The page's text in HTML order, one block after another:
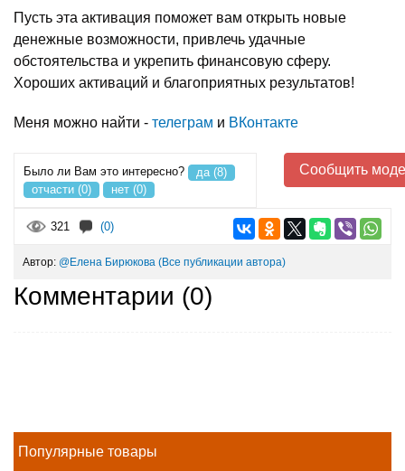
Пусть эта активация поможет вам открыть новые
денежные возможности, привлечь удачные
обстоятельства и укрепить финансовую сферу.
Хороших активаций и благоприятных результатов!
Меня можно найти - телеграм и ВКонтакте
Было ли Вам это интересно?
да (8)
отчасти (0)
нет (0)
Сообщить
321 (0)
Автор: @Елена Бирюкова (Все публикации автора)
Комментарии (0)
Популярные товары